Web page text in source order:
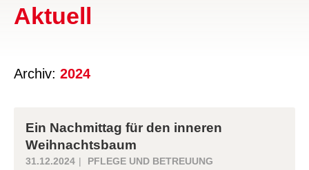
Aktuell
Archiv: 2024
Ein Nachmittag für den inneren
Weihnachtsbaum
31.12.2024 PFLEGE UND BETREUUNG